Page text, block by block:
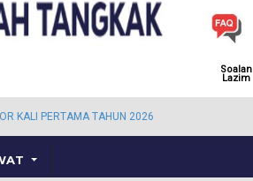
Soalan
Lazim
KALI PERTAMA TAHUN 2026